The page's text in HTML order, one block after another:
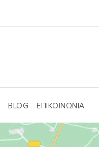
BLOG ΕΠΙΚΟΙΝΩΝΙΑ